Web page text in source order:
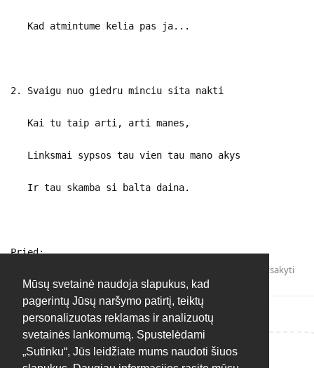
Mūsų svetainė naudoja slapukus, kad
pagerintų Jūsų naršymo patirtį, teiktų
personalizuotas reklamas ir analizuotų
svetainės lankomumą. Spustelėdami
„Sutinku“, Jūs leidžiate mums naudoti šiuos
Kad atmintume kelia pas ja...
2. Svaigu nuo giedru minciu sita nakti
Kai tu taip arti, arti manes,
Linksmai sypsos tau vien tau mano akys
Ir tau skamba si balta daina.
Pried:
Atsakyti
Rašyti atsakymą...